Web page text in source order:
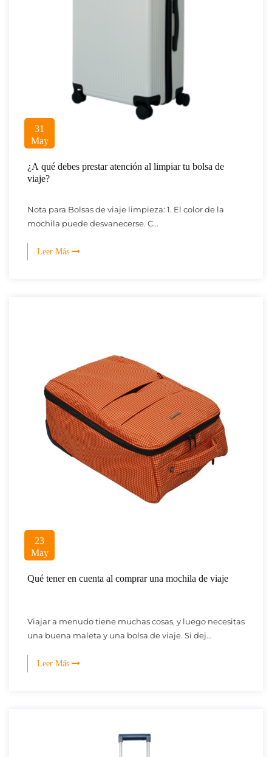
31
May
¿A qué debes prestar atención al limpiar tu bolsa de
viaje?
Nota para Bolsas de viaje limpieza: 1. El color de la
mochila puede desvanecerse. C...
Leer Más
23
May
Qué tener en cuenta al comprar una mochila de viaje
Viajar a menudo tiene muchas cosas, y luego necesitas
una buena maleta y una bolsa de viaje. Si dej...
Leer Más